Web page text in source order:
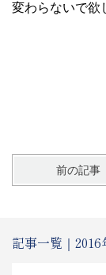
変わらないで欲
前の記事
記事一覧｜2016